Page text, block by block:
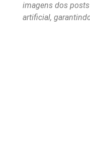
imagens dos
artificial,